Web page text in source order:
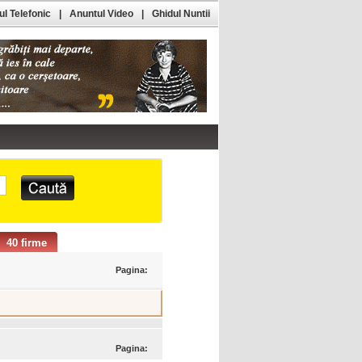
40 firme
Pagina:
Pagina:
Telefonic Anuntul Video Ghidul Nuntii